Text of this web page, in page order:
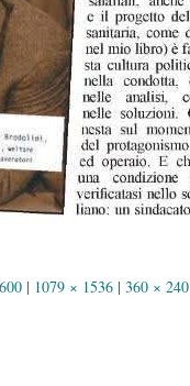
| 1079 × 1536 | 360 × 240